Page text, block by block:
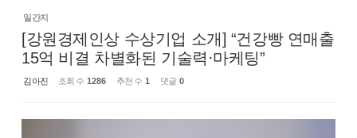
일간지
[강원경제인상 수상기업 소개] “건강빵 연매출
15억 비결 차별화된 기술력·마케팅”
김아진 조회 수 1286 추천 수 1 댓글 0